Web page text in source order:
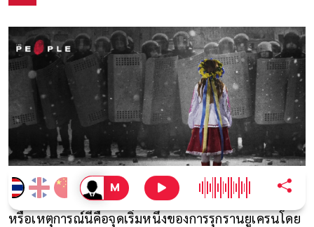
หรือเหตุการณ์นี้คือจุดเริ่มหนึ่งของการรุกรานยูเครนโดย